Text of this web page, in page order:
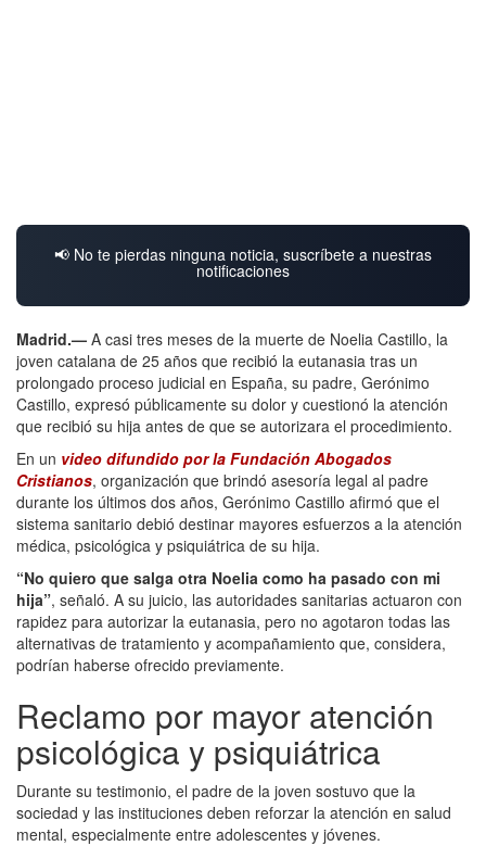
📢 No te pierdas ninguna noticia, suscríbete a nuestras
notificaciones
Madrid.— A casi tres meses de la muerte de Noelia Castillo, la
joven catalana de 25 años que recibió la eutanasia tras un
prolongado proceso judicial en España, su padre, Gerónimo
Castillo, expresó públicamente su dolor y cuestionó la atención
que recibió su hija antes de que se autorizara el procedimiento.
En un video difundido por la Fundación Abogados
Cristianos, organización que brindó asesoría legal al padre
durante los últimos dos años, Gerónimo Castillo afirmó que el
sistema sanitario debió destinar mayores esfuerzos a la atención
médica, psicológica y psiquiátrica de su hija.
“No quiero que salga otra Noelia como ha pasado con mi
hija”, señaló. A su juicio, las autoridades sanitarias actuaron con
rapidez para autorizar la eutanasia, pero no agotaron todas las
alternativas de tratamiento y acompañamiento que, considera,
podrían haberse ofrecido previamente.
Reclamo por mayor atención
psicológica y psiquiátrica
Durante su testimonio, el padre de la joven sostuvo que la
sociedad y las instituciones deben reforzar la atención en salud
mental, especialmente entre adolescentes y jóvenes.